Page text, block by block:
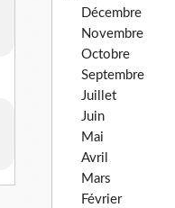
Décembre
Novembre
Octobre
Septembre
Juillet
Juin
Mai
Avril
Mars
Février